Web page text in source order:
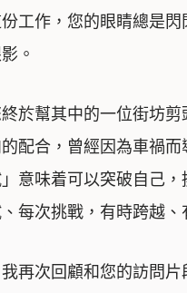
工作，您的眼睛總是
。
於幫其中的一位街坊
配合，曾經因為車禍
意味着可以突破自己
每次挑戰，有時跨越
再次回顧和您的訪問